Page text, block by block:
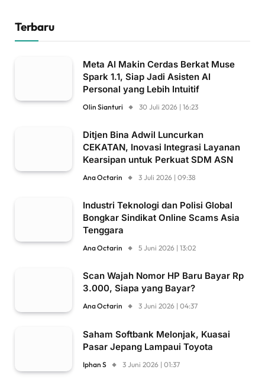
Terbaru
Meta AI Makin Cerdas Berkat Muse
Spark 1.1, Siap Jadi Asisten AI
Personal yang Lebih Intuitif
Olin Sianturi 30 Juli 2026 | 16:23
Ditjen Bina Adwil Luncurkan
CEKATAN, Inovasi Integrasi Layanan
Kearsipan untuk Perkuat SDM ASN
Ana Octarin 3 Juli 2026 | 09:38
Industri Teknologi dan Polisi Global
Bongkar Sindikat Online Scams Asia
Tenggara
Ana Octarin 5 Juni 2026 | 13:02
Scan Wajah Nomor HP Baru Bayar Rp
3.000, Siapa yang Bayar?
Ana Octarin 3 Juni 2026 | 04:37
Saham Softbank Melonjak, Kuasai
Pasar Jepang Lampaui Toyota
Iphan S 3 Juni 2026 | 01:37